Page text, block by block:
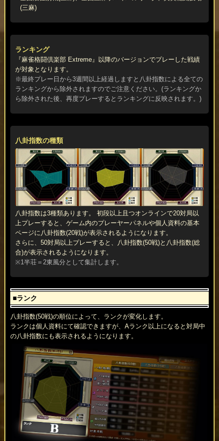
(三麻)
ランキング
『麻雀格闘倶楽部 Extreme』以降のバージョンでプレーした戦績
が対象となります。
※最終プレー日から3週間以上経過しますと八卦指数による全ての
ランキングから除外されますのでご注意ください。(ランキングか
ら除外された後、再度プレーするとランキングに反映されます。)
八卦指数の種類
八卦指数は3種類あります。 初段以上且つオンラインで20対局以
上プレーすると、ゲーム内のプレーヤーパネルや個人資料の基本
ページに八卦指数(20戦)が表示されるようになります。
さらに、50対局以上プレーすると、八卦指数(50戦)と八卦指数(総
合)が表示されるようになります。
※1半荘＝2東風分として集計します。
■ランク
八卦指数(50戦)の順位によって、ランクが変化します。
ランクは個人資料にて確認できますが、Aランク以上になると対局中
の八卦指数にも表示されるようになります。